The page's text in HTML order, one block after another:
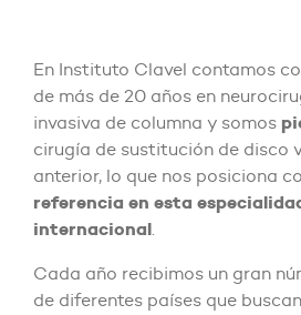
En Instituto Clavel contamos
de más de 20 años en
invasiva de columna y somos
cirugía de sustitución de disco
anterior, lo que nos posiciona
referencia en esta
internacional.
Cada año recibimos un gran
de diferentes países que